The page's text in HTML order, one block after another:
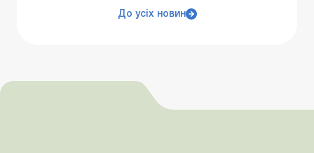
До усіх новин